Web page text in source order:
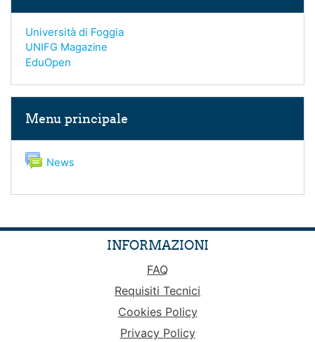
Università di Foggia
UNIFG Magazine
EduOpen
Menu principale
News
INFORMAZIONI
FAQ
Requisiti Tecnici
Cookies Policy
Privacy Policy